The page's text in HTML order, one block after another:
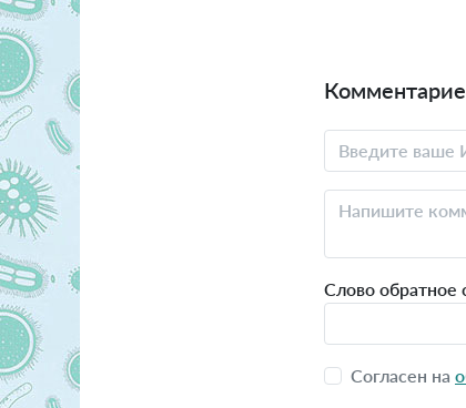
Слово обратное
Согласен на